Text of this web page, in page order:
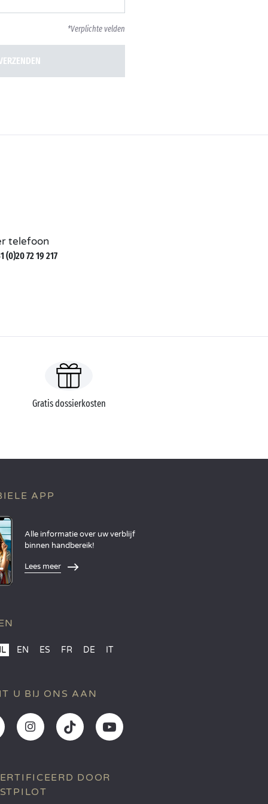
*Verplichte velden
telefoon
(0)20 72 19 217
Gratis dossierkosten
APP
Alle informatie over uw verblijf
binnen handbereik!
Lees meer
EN ES FR DE IT
U BIJ ONS AAN
DOOR